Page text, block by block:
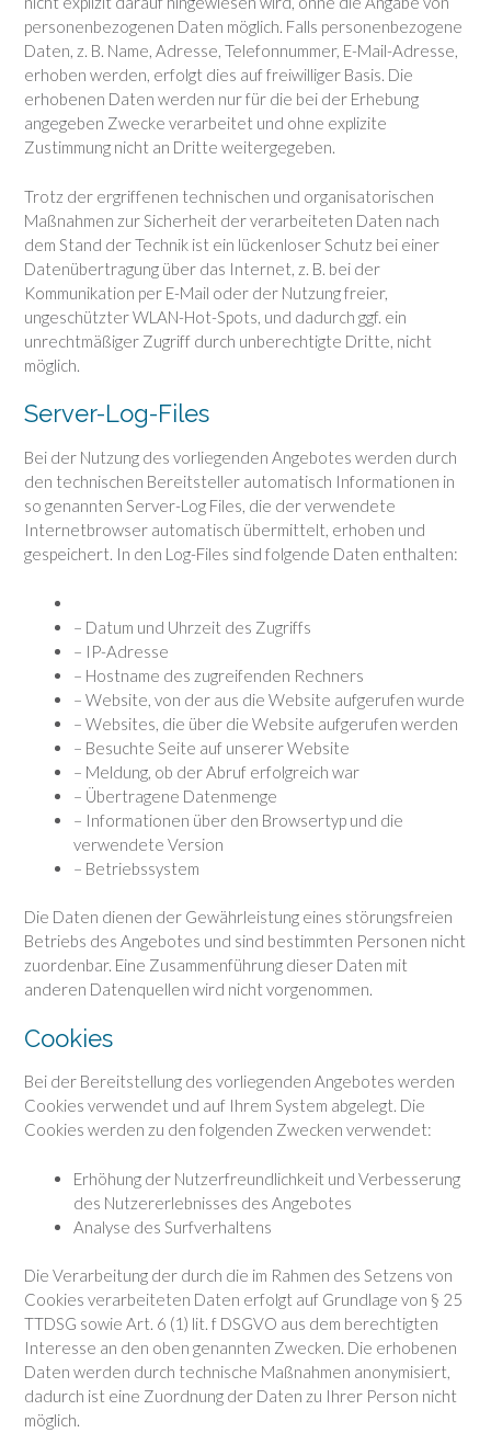
personenbezogenen Daten möglich. Falls personenbezogene
Daten, z. B. Name, Adresse, Telefonnummer, E-Mail-Adresse,
erhoben werden, erfolgt dies auf freiwilliger Basis. Die
erhobenen Daten werden nur für die bei der Erhebung
angegeben Zwecke verarbeitet und ohne explizite
Zustimmung nicht an Dritte weitergegeben.
Trotz der ergriffenen technischen und organisatorischen
Maßnahmen zur Sicherheit der verarbeiteten Daten nach
dem Stand der Technik ist ein lückenloser Schutz bei einer
Datenübertragung über das Internet, z. B. bei der
Kommunikation per E-Mail oder der Nutzung freier,
ungeschützter WLAN-Hot-Spots, und dadurch ggf. ein
unrechtmäßiger Zugriff durch unberechtigte Dritte, nicht
möglich.
Server-Log-Files
Bei der Nutzung des vorliegenden Angebotes werden durch
den technischen Bereitsteller automatisch Informationen in
so genannten Server-Log Files, die der verwendete
Internetbrowser automatisch übermittelt, erhoben und
gespeichert. In den Log-Files sind folgende Daten enthalten:
– Datum und Uhrzeit des Zugriffs
– IP-Adresse
– Hostname des zugreifenden Rechners
– Website, von der aus die Website aufgerufen wurde
– Websites, die über die Website aufgerufen werden
– Besuchte Seite auf unserer Website
– Meldung, ob der Abruf erfolgreich war
– Übertragene Datenmenge
– Informationen über den Browsertyp und die
verwendete Version
– Betriebssystem
Die Daten dienen der Gewährleistung eines störungsfreien
Betriebs des Angebotes und sind bestimmten Personen nicht
zuordenbar. Eine Zusammenführung dieser Daten mit
anderen Datenquellen wird nicht vorgenommen.
Cookies
Bei der Bereitstellung des vorliegenden Angebotes werden
Cookies verwendet und auf Ihrem System abgelegt. Die
Cookies werden zu den folgenden Zwecken verwendet:
Erhöhung der Nutzerfreundlichkeit und Verbesserung
des Nutzererlebnisses des Angebotes
Analyse des Surfverhaltens
Die Verarbeitung der durch die im Rahmen des Setzens von
Cookies verarbeiteten Daten erfolgt auf Grundlage von § 25
TTDSG sowie Art. 6 (1) lit. f DSGVO aus dem berechtigten
Interesse an den oben genannten Zwecken. Die erhobenen
Daten werden durch technische Maßnahmen anonymisiert,
dadurch ist eine Zuordnung der Daten zu Ihrer Person nicht
möglich.